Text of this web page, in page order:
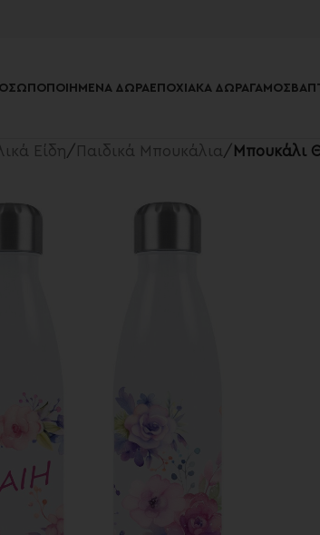
ΔΏΡΑΕΠΟΧΙΑΚΆ ΔΏΡΑΓΆΜΟΣ
Είδη/ Παιδικά Μπουκάλια / Μπουκάλι